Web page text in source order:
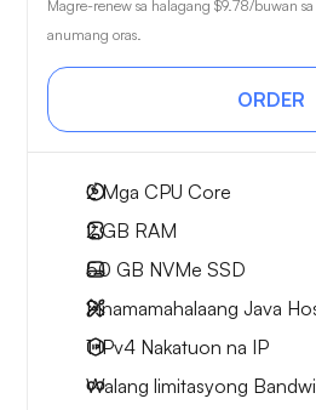
Magre-renew sa halagang $9.78/buwan
anumang oras.
ORDER
2Mga CPU Core
2 GB RAM
50 GB NVMe SSD
Pinamamahalaang Java
1 IPv4 Nakatuon na IP
Walang limitasyong